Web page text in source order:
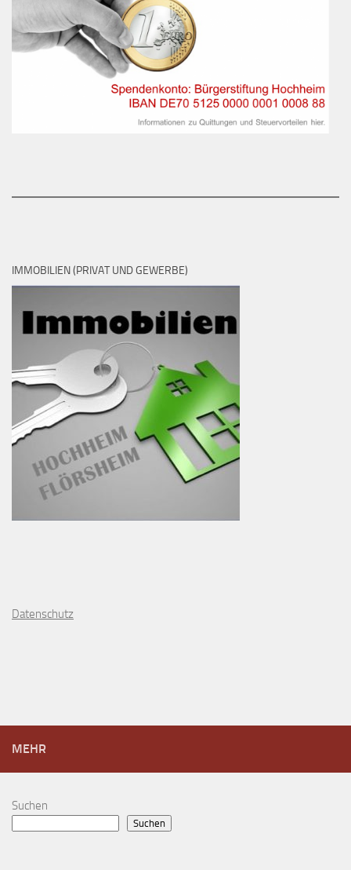
IMMOBILIEN (PRIVAT UND GEWERBE)
Datenschutz
MEHR
Suchen
Suchen